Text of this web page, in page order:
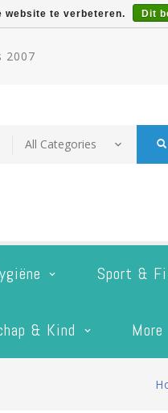
2007
Sport &
& Kind More
website te verbeteren. Dit